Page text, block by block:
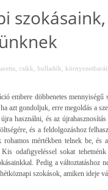
csikk hulladék környezetbarát,
embere döbbenetes mennyiségű
azt gondoljuk, erre megoldás a
használni, és az
és a feldolgozáshoz
rohamos mértékben telnek be, és
odafigyeléssel sokat
Pedig a változtatáshoz
szokások, amiken ideje